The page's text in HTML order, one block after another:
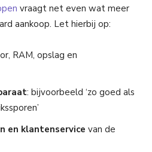
vraagt net even wat meer
aankoop. Let hierbij op:
RAM, opslag en
: bijvoorbeeld ‘zo goed als
en klantenservice van de